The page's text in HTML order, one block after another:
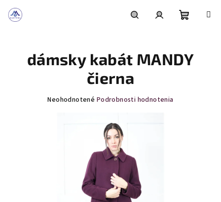
obsah
košík
dámsky kabát MANDY
čierna
Priemerné
Neohodnotené Podrobnosti hodnotenia